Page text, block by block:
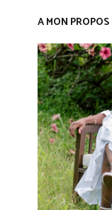
A MON PROPOS